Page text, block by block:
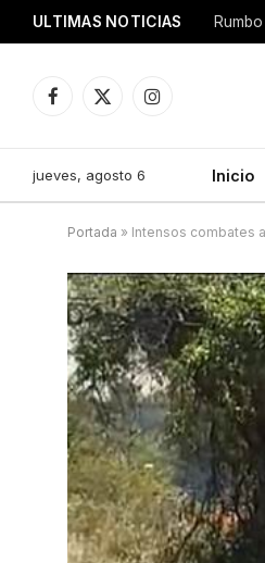
ULTIMAS NOTICIAS
Facebook
X
Instagram
jueves, agosto 6 Inicio
Portada » Intensos combates